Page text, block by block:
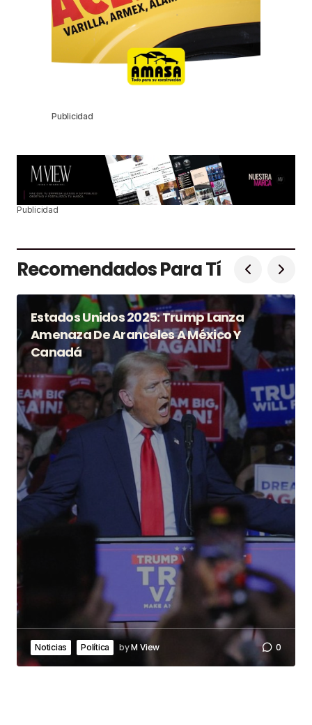
Publicidad
Publicidad
Recomendados Para Tí
Estados Unidos 2025: Trump Lanza
Amenaza De Aranceles A México Y
Canadá
Noticias Política byM View 0